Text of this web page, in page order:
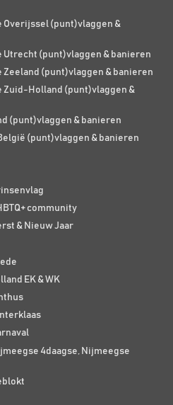
Overijssel (punt)vlaggen &
Utrecht (punt)vlaggen & banieren
Zeeland (punt)vlaggen & banieren
Zuid-Holland (punt)vlaggen &
(punt)vlaggen & banieren
(punt)vlaggen & banieren
community
& Nieuw Jaar
EK & WK
4daagse, Nijmeegse